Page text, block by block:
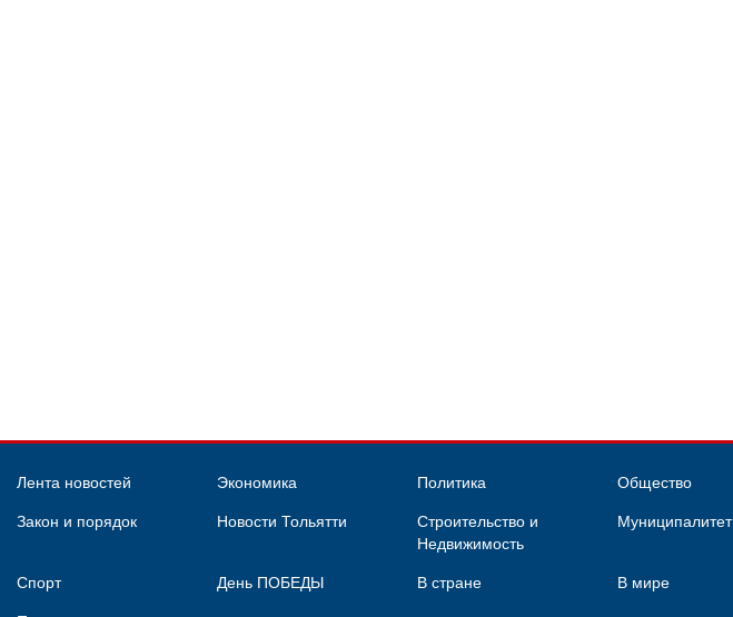
Лента новостей Экономика Политика Общество
Закон и порядок Новости Тольятти
Строительство и
Недвижимость
Муниципалитет
Спорт День ПОБЕДЫ В стране В мире